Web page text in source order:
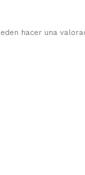
hacer una